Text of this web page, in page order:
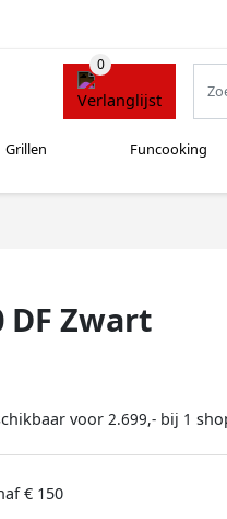
Grillen Funcooking
DF Zwart
voor 2.699,- bij 1
€ 150